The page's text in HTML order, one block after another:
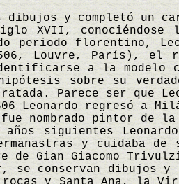
dibujos y completó
XVII, conociéndose
periodo florentino,
Louvre, París),
a la modelo
sobre su
Parece ser que
Leonardo regresó a
nombrado pintor de
siguientes
y cuidaba
de Gian Giacomo
conservan dibujos y